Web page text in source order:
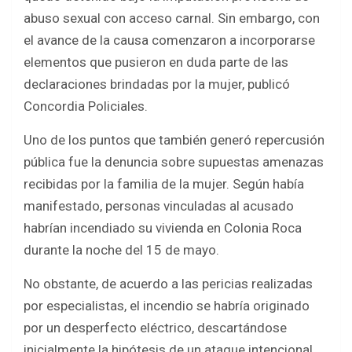
abuso sexual con acceso carnal. Sin embargo, con
el avance de la causa comenzaron a incorporarse
elementos que pusieron en duda parte de las
declaraciones brindadas por la mujer, publicó
Concordia Policiales.
Uno de los puntos que también generó repercusión
pública fue la denuncia sobre supuestas amenazas
recibidas por la familia de la mujer. Según había
manifestado, personas vinculadas al acusado
habrían incendiado su vivienda en Colonia Roca
durante la noche del 15 de mayo.
No obstante, de acuerdo a las pericias realizadas
por especialistas, el incendio se habría originado
por un desperfecto eléctrico, descartándose